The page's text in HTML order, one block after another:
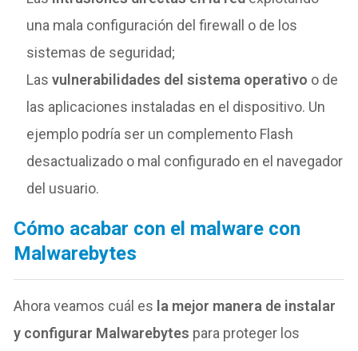
una mala configuración del firewall o de los
sistemas de seguridad;
Lasvulnerabilidades del sistema operativo o de
las aplicaciones instaladas en el dispositivo. Un
ejemplo podría ser un complemento Flash
desactualizado o mal configurado en el navegador
del usuario.
Cómo acabar con el malware con
Malwarebytes
Ahora veamos cuál es la mejor manera de instalar
y configurar Malwarebytes para proteger los